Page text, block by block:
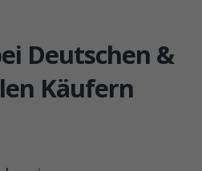
Deutschen &
Käufern